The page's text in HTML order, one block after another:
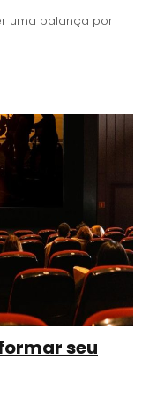
uma balança por
seu